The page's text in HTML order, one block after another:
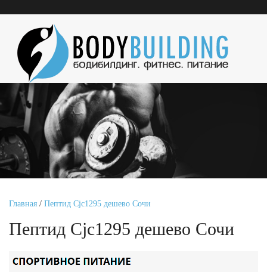
Главная / Пептид Cjc1295 дешево Сочи
Пептид Cjc1295 дешево Сочи